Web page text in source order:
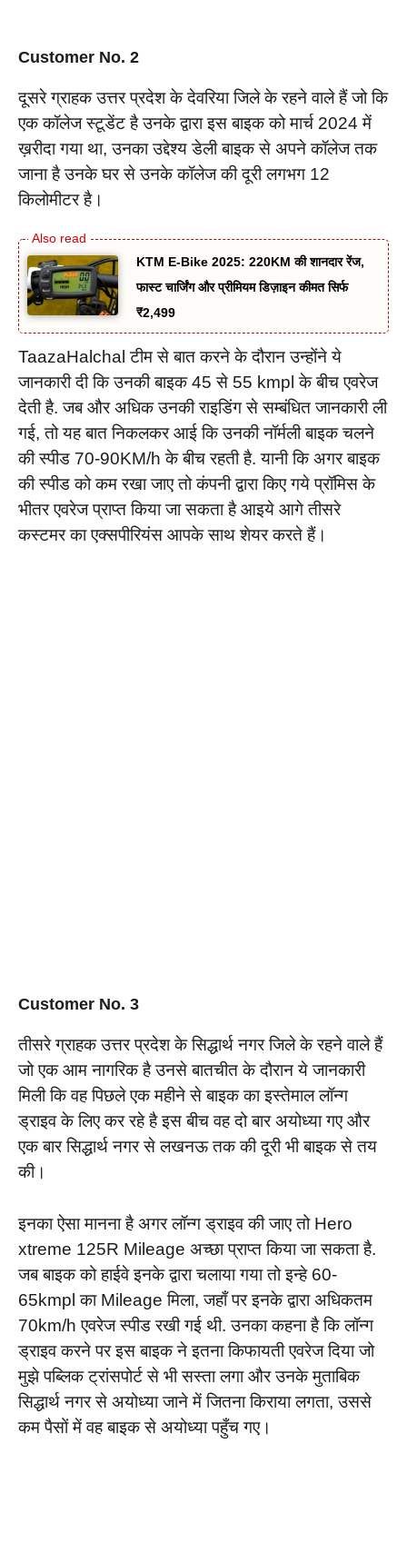
Customer No. 2
दूसरे ग्राहक उत्तर प्रदेश के देवरिया जिले के रहने वाले हैं जो कि
एक कॉलेज स्टूडेंट है उनके द्वारा इस बाइक को मार्च 2024 में
ख़रीदा गया था, उनका उद्देश्य डेली बाइक से अपने कॉलेज तक
जाना है उनके घर से उनके कॉलेज की दूरी लगभग 12
किलोमीटर है।
KTM E-Bike 2025: 220KM की शानदार रेंज,
फास्ट चार्जिंग और प्रीमियम डिज़ाइन कीमत सिर्फ
₹2,499
TaazaHalchal टीम से बात करने के दौरान उन्होंने ये
जानकारी दी कि उनकी बाइक 45 से 55 kmpl के बीच एवरेज
देती है. जब और अधिक उनकी राइडिंग से सम्बंधित जानकारी ली
गई, तो यह बात निकलकर आई कि उनकी नॉर्मली बाइक चलने
की स्पीड 70-90KM/h के बीच रहती है. यानी कि अगर बाइक
की स्पीड को कम रखा जाए तो कंपनी द्वारा किए गये प्रॉमिस के
भीतर एवरेज प्राप्त किया जा सकता है आइये आगे तीसरे
कस्टमर का एक्सपीरियंस आपके साथ शेयर करते हैं।
Customer No. 3
तीसरे ग्राहक उत्तर प्रदेश के सिद्धार्थ नगर जिले के रहने वाले हैं
जो एक आम नागरिक है उनसे बातचीत के दौरान ये जानकारी
मिली कि वह पिछले एक महीने से बाइक का इस्तेमाल लॉन्ग
ड्राइव के लिए कर रहे है इस बीच वह दो बार अयोध्या गए और
एक बार सिद्धार्थ नगर से लखनऊ तक की दूरी भी बाइक से तय
की।
इनका ऐसा मानना है अगर लॉन्ग ड्राइव की जाए तो Hero
xtreme 125R Mileage अच्छा प्राप्त किया जा सकता है.
जब बाइक को हाईवे इनके द्वारा चलाया गया तो इन्हे 60-
65kmpl का Mileage मिला, जहाँ पर इनके द्वारा अधिकतम
70km/h एवरेज स्पीड रखी गई थी. उनका कहना है कि लॉन्ग
ड्राइव करने पर इस बाइक ने इतना किफायती एवरेज दिया जो
मुझे पब्लिक ट्रांसपोर्ट से भी सस्ता लगा और उनके मुताबिक
सिद्धार्थ नगर से अयोध्या जाने में जितना किराया लगता, उससे
कम पैसों में वह बाइक से अयोध्या पहुँच गए।